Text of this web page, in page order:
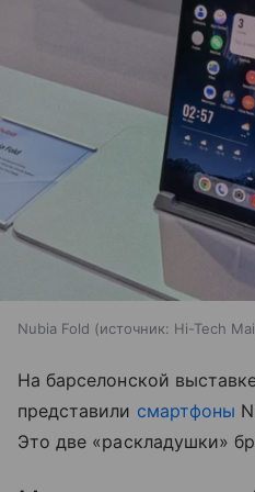
Nubia Fold источник: Hi-Tech
На барселонской
представили смартфоны
Это две «раскладушки»